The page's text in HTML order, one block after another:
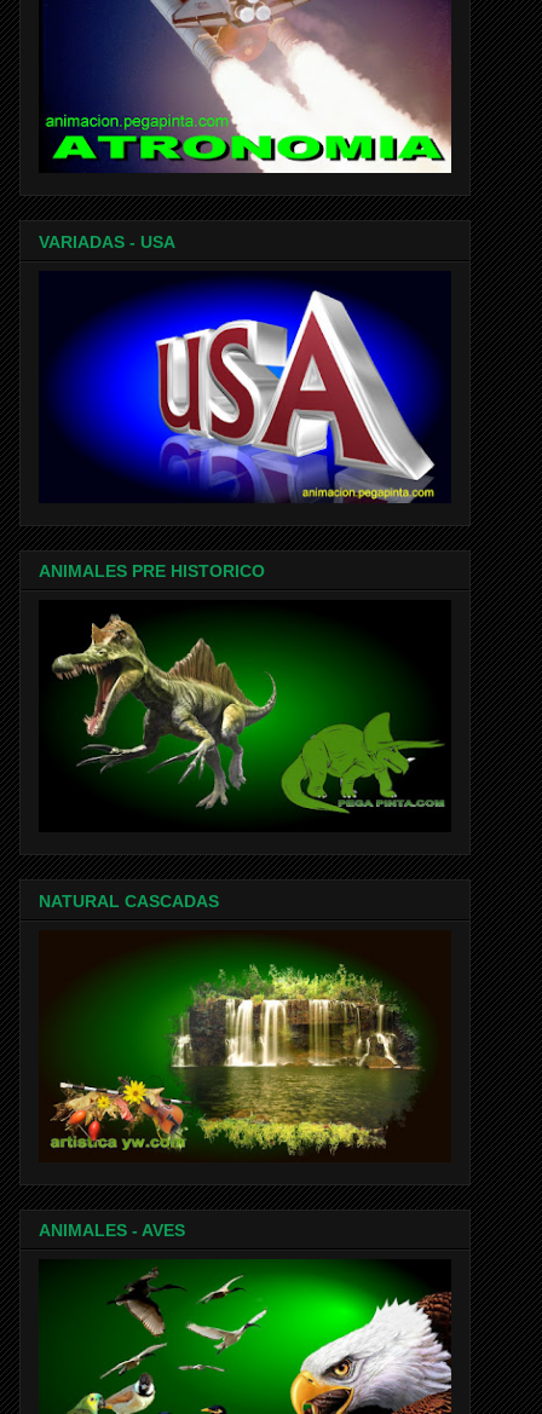
VARIADAS - USA
ANIMALES PRE HISTORICO
NATURAL CASCADAS
ANIMALES - AVES